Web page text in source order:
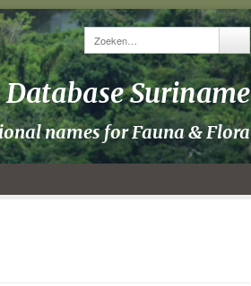
Suriname
names for Fauna & Flora